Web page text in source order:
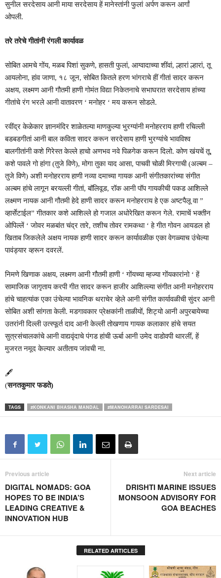
सुनील सरदेसाय आनी माया सरदेसाय हें मानेस्तांनी फुलां अर्पण करून आर्गां
ओपली.
तरे तरेचे गीतांनी रंगली कार्यावळ
सोबित आमचे गोंय, मळब पिशां सुकणे, हासती फुलां, आग्वादाच्या शींवां, ल्हारां ल्हारां, तू
आयलोना, हांव जाणा, १८ जून, सोबित कितले हरण भांगराचे हीं गीतां सादर करून
अक्षय, लक्ष्मण आनी गौतमी हाणी गोमंत विद्या निकेतनाचे सभाघरात सरदेसाय हांच्या
गीतांचे रंग भरले आनी वातावरण ‘ मनोहर ‘ मय करून सोडले.
रवींद्र केळेकार ज्ञानमंदिर शाळेतल्या माणकुल्या भुरग्यांनी मनोहरराय हाणी रचिल्ली
बडबडगीतां आनी बाल कविता सादर करून सरदेसाय हाणी भुरग्यांचे भावविश्व
बालगीतांनी कशे गिरेस्त केल्ले हाचो अणभव नवे पिळगेक करून दिलो. कोण खंयचें तू,
कशे पावले गो हांगा (तुजे विणे), मोगा तुका याद आसा, पाचवी चोळी मिरगाची (अल्बम –
तुजे विणे) अशी मनोहरराय हाणी नव्या दमाच्या गायक आनी संगीतकारांच्या संगीत
अल्बम हांचे लागून बरयल्ली गीतां, बॉलिवूड, रॉक आनी पॉप गायकीची पकड आशिल्ले
लक्ष्मण नायक आनी गौतमी हेदे हाणी सादर करून मनोहरराय हे एक अष्टपैलू वा ”
व्हार्सेटाईल” गीतकार कशे आशिल्ले हो गजाल अधोरेखित करून गेले. रामाचें भक्तीन
ओपिल्लें ‘ जोवर मळबांत चंद्र तारे, तशीच तोवर रामकथा ‘ हे गीत गोवन आयडल हो
खिताब जिकलेले अक्षय नायक हाणी सादर करून कार्यावळीक एका वेगळ्याच उंचेल्या
पावंड्यार व्हरून दवरलें.
निमणे खिणाक अक्षय, लक्ष्मण आनी गौतमी हाणी ‘ गोंयच्या म्हज्या गोंयकारांनो ‘ हें
सामाजिक जागृताय करपी गीत सादर करून हाजीर आशिल्ल्या संगीत आनी मनोहरराय
हांचे चाहत्यांक एका उंचेल्या भावनिक थराचेर व्हेले आनी संगीत कार्यावळीची सुंदर आनी
सोबित अशी सांगता केली. मडगावकार प्रेक्षकांनी ताळीयों, शिट्यो आनी अपुरबायेच्या
उतरांनी दिल्ली उत्स्फूर्त दाद आनी केल्ली तोखणाय गायक कलाकार हांचे सयत
सुत्रसंचालकांचे आनी वाद्यवृंदाचे पंगड हांची ऊर्बा आनी उमेद वाडोवपी थारलीं, हें
मुजरत नमूद केल्यार अतीताय जांवची ना.
🖋
(सनतकुमार फडते)
TAGS #KONKANI BHASHA MANDAL #MANOHARRAI SARDESAI
Previous article
DIGITAL NOMADS: GOA
HOPES TO BE INDIA’S
LEADING CREATIVE &
INNOVATION HUB
Next article
DRISHTI MARINE ISSUES
MONSOON ADVISORY FOR
GOA BEACHES
RELATED ARTICLES